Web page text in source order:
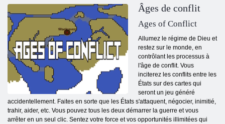
Âges de conflit
Ages of Conflict
Allumez le régime de Dieu et
restez sur le monde, en
contrôlant les processus à
l'âge de conflit. Vous
inciterez les conflits entre les
États sur des cartes qui
seront un jeu généré
accidentellement. Faites en sorte que les États s'attaquent, négocier, inimitié,
trahir, aider, etc. Vous pouvez tous les deux démarrer la guerre et vous
arrêter en un seul clic. Sentez votre force et vos opportunités illimitées qui